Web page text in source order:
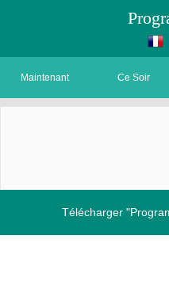
Maintenant Ce Soir
Télécharger